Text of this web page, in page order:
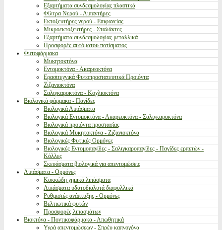
Εξαρτήματα συνδεσμολογίας πλαστικά
Φίλτρα Νερού - Λιπαντήρες
Εκτοξευτήρες νερού - Επιφανείας
Μικροεκτοξευτήρες - Σταλάκτες
Εξαρτήματα συνδεσμολογίας μεταλλικά
Προσφορές αυτόματου ποτίσματος
Φυτοφάρμακα
Μυκητοκτόνα
Εντομοκτόνα - Ακαρεοκτόνα
Ερασιτεχνικά Φυτοπροστατευτικά Προιόντα
Ζιζανιοκτόνα
Σαλιγκαροκτόνα - Κοχλιοκτόνα
Βιολογικά φάρμακα - Παγίδες
Βιολογικά Λιπάσματα
Βιολογικά Εντομοκτόνα - Ακαρεοκτόνα - Σαλιγκαροκτόνα
Βιολογικά προιόντα προστασίας
Βιολογικά Μυκητοκτόνα - Ζιζανιοκτόνα
Βιολογικές Φυτικές Ορμόνες
Βιολογικές Εντομοπαγίδες - Σαλιγκαροπαγίδες - Παγίδες ερπετών -
Κόλλες
Σκευάσματα βιολογικά για απεντομώσεις
Λιπάσματα - Ορμόνες
Κοκκώδη χημικά λιπάσματα
Λιπάσματα υδατοδιαλυτά διαφυλλικά
Ρυθμιστές ανάπτυξης - Ορμόνες
Βελτιωτικά φυτών
Προσφορές λιπασμάτων
Βιοκτόνα - Ποντικοφάρμακα - Απωθητικά
Υγρά απεντομώσεων - Σπρέυ καπνογόνα